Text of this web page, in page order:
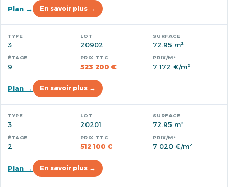
Plan → En savoir plus →
3 20902 72.95 m²
9 523 200 € 7 172 €/m²
Plan → En savoir plus →
3 20201 72.95 m²
2 512 100 € 7 020 €/m²
Plan → En savoir plus →